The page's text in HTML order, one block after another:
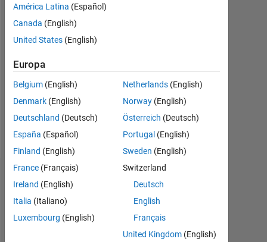
Followers:
0
Follow
Statistik
América Latina (Español)
Canada (English)
United States (English)
Europa
Belgium (English)
Denmark (English)
Deutschland (Deutsch)
España (Español)
Finland (English)
France (Français)
Ireland (English)
Italia (Italiano)
Luxembourg (English)
Netherlands (English)
Norway (English)
Österreich (Deutsch)
Portugal (English)
Sweden (English)
Switzerland
Deutsch
English
Français
United Kingdom (English)